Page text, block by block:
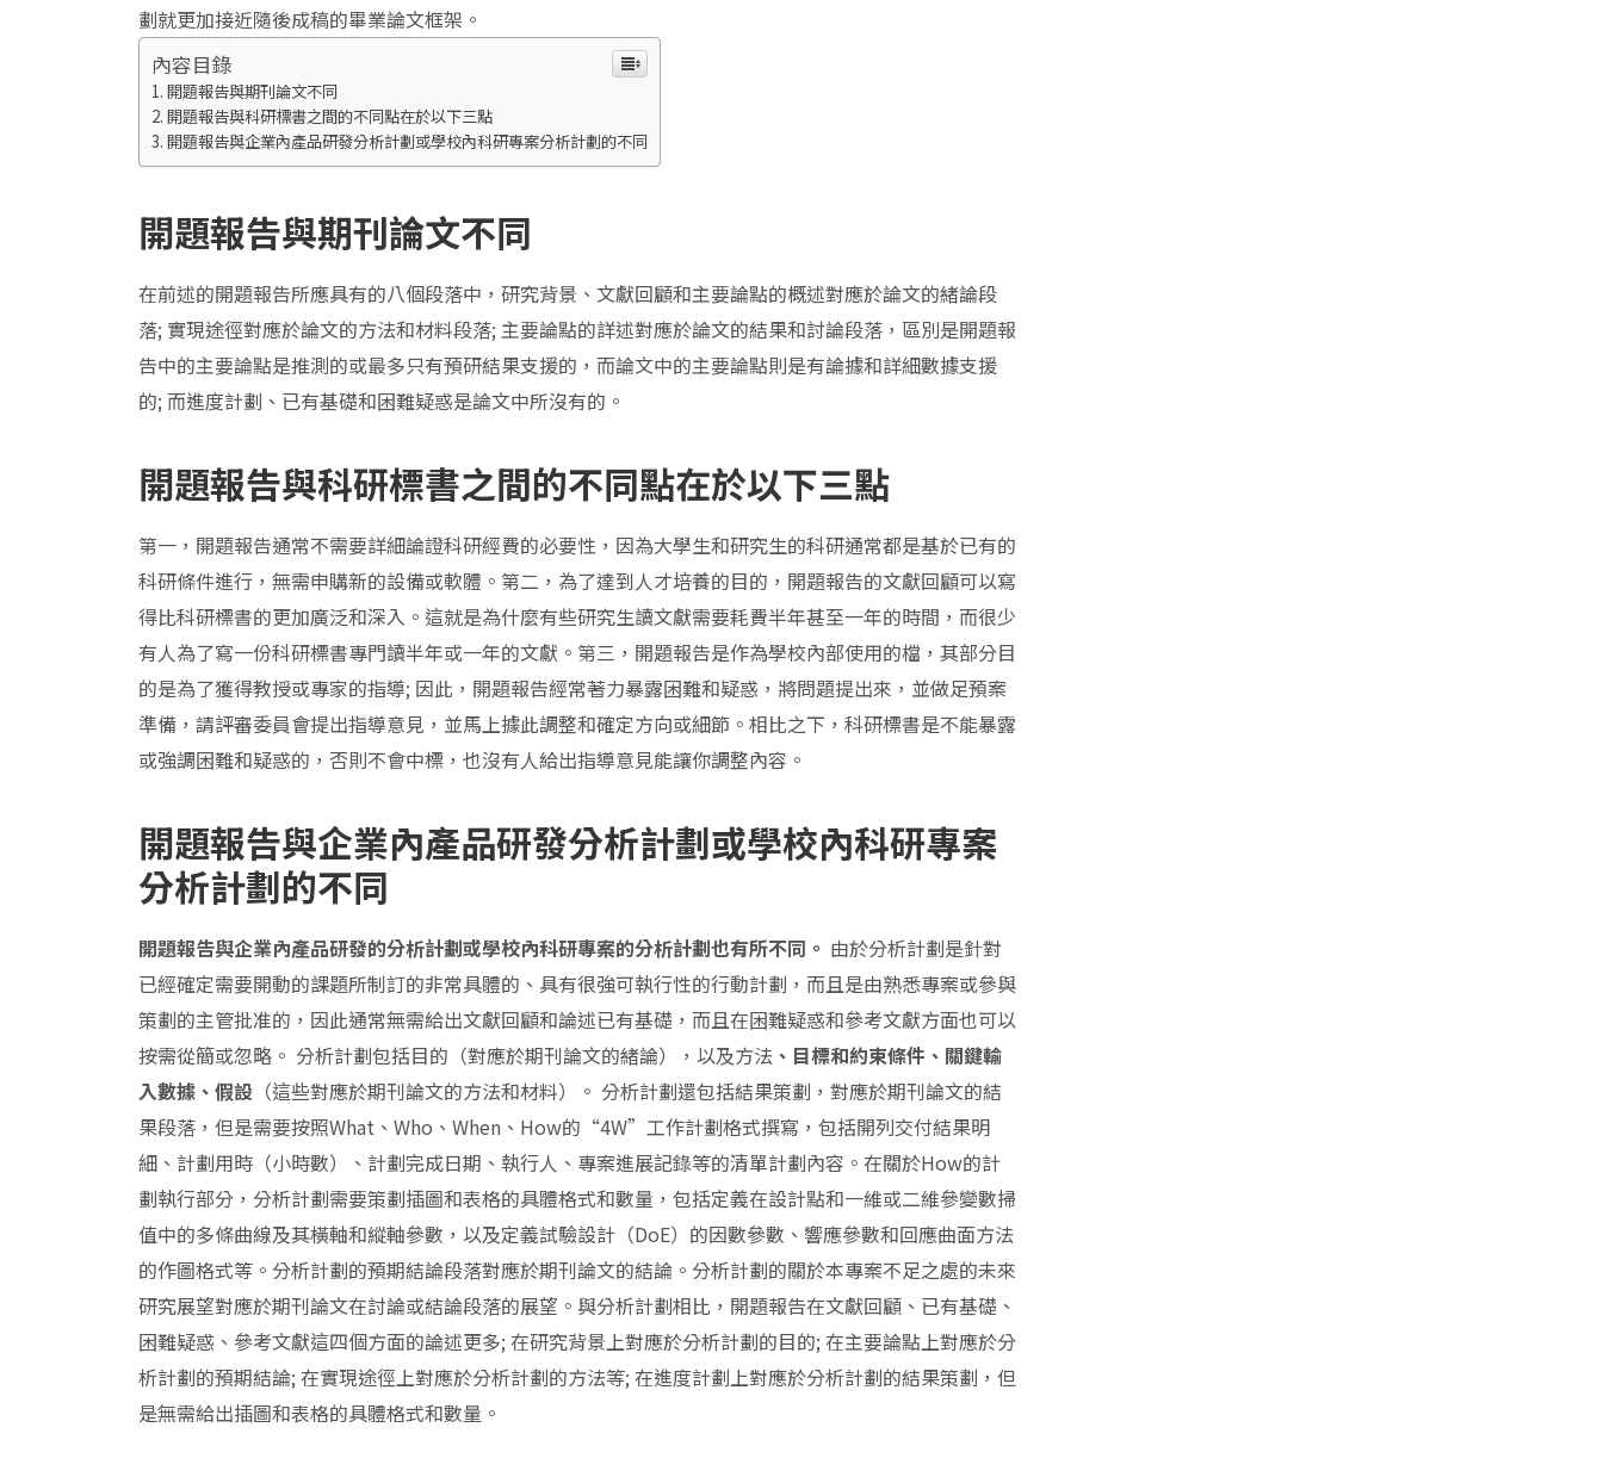
劃就更加接近隨後成稿的畢業論文框架。
內容目錄
開題報告與期刊論文不同
開題報告與科研標書之間的不同點在於以下三點
開題報告與企業內產品研發分析計劃或學校內科研專案分析計劃的不同
開題報告與期刊論文不同
在前述的開題報告所應具有的八個段落中，研究背景、文獻回顧和主要論點的概述對應於論文的緒論段
落; 實現途徑對應於論文的方法和材料段落; 主要論點的詳述對應於論文的結果和討論段落，區別是開題報
告中的主要論點是推測的或最多只有預研結果支援的，而論文中的主要論點則是有論據和詳細數據支援
的; 而進度計劃、已有基礎和困難疑惑是論文中所沒有的。
開題報告與科研標書之間的不同點在於以下三點
第一，開題報告通常不需要詳細論證科研經費的必要性，因為大學生和研究生的科研通常都是基於已有的
科研條件進行，無需申購新的設備或軟體。第二，為了達到人才培養的目的，開題報告的文獻回顧可以寫
得比科研標書的更加廣泛和深入。這就是為什麼有些研究生讀文獻需要耗費半年甚至一年的時間，而很少
有人為了寫一份科研標書專門讀半年或一年的文獻。第三，開題報告是作為學校內部使用的檔，其部分目
的是為了獲得教授或專家的指導; 因此，開題報告經常著力暴露困難和疑惑，將問題提出來，並做足預案
準備，請評審委員會提出指導意見，並馬上據此調整和確定方向或細節。相比之下，科研標書是不能暴露
或強調困難和疑惑的，否則不會中標，也沒有人給出指導意見能讓你調整內容。
開題報告與企業內產品研發分析計劃或學校內科研專案
分析計劃的不同
開題報告與企業內產品研發的分析計劃或學校內科研專案的分析計劃也有所不同。 由於分析計劃是針對
已經確定需要開動的課題所制訂的非常具體的、具有很強可執行性的行動計劃，而且是由熟悉專案或參與
策劃的主管批准的，因此通常無需給出文獻回顧和論述已有基礎，而且在困難疑惑和參考文獻方面也可以
按需從簡或忽略。 分析計劃包括目的（對應於期刊論文的緒論），以及方法 、目標和約束條件、關鍵輸
入數據、假設 （這些對應於期刊論文的方法和材料）。 分析計劃還包括結果策劃，對應於期刊論文的結
果段落，但是需要按照What、Who、When、How的“4W”工作計劃格式撰寫，包括開列交付結果明
細、計劃用時（小時數）、計劃完成日期、執行人、專案進展記錄等的清單計劃內容。在關於How的計
劃執行部分，分析計劃需要策劃插圖和表格的具體格式和數量，包括定義在設計點和一維或二維參變數掃
值中的多條曲線及其橫軸和縱軸參數，以及定義試驗設計（DoE）的因數參數、響應參數和回應曲面方法
的作圖格式等。分析計劃的預期結論段落對應於期刊論文的結論。分析計劃的關於本專案不足之處的未來
研究展望對應於期刊論文在討論或結論段落的展望。與分析計劃相比，開題報告在文獻回顧、已有基礎、
困難疑惑、參考文獻這四個方面的論述更多; 在研究背景上對應於分析計劃的目的; 在主要論點上對應於分
析計劃的預期結論; 在實現途徑上對應於分析計劃的方法等; 在進度計劃上對應於分析計劃的結果策劃，但
是無需給出插圖和表格的具體格式和數量。